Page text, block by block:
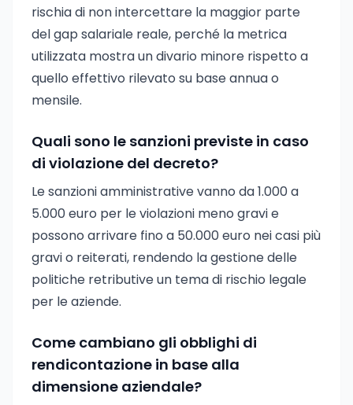
rischia di non intercettare la maggior parte
del gap salariale reale, perché la metrica
utilizzata mostra un divario minore rispetto a
quello effettivo rilevato su base annua o
mensile.
Quali sono le sanzioni previste in caso
di violazione del decreto?
Le sanzioni amministrative vanno da 1.000 a
5.000 euro per le violazioni meno gravi e
possono arrivare fino a 50.000 euro nei casi più
gravi o reiterati, rendendo la gestione delle
politiche retributive un tema di rischio legale
per le aziende.
Come cambiano gli obblighi di
rendicontazione in base alla
dimensione aziendale?